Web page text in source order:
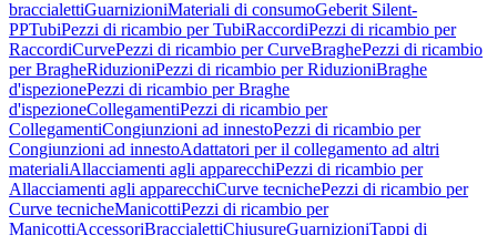
braccialettiGuarnizioniMateriali di consumoGeberit Silent-
PPTubiPezzi di ricambio per TubiRaccordiPezzi di ricambio per
RaccordiCurvePezzi di ricambio per CurveBraghePezzi di ricambio
per BragheRiduzioniPezzi di ricambio per RiduzioniBraghe
d'ispezionePezzi di ricambio per Braghe
d'ispezioneCollegamentiPezzi di ricambio per
CollegamentiCongiunzioni ad innestoPezzi di ricambio per
Congiunzioni ad innestoAdattatori per il collegamento ad altri
materialiAllacciamenti agli apparecchiPezzi di ricambio per
Allacciamenti agli apparecchiCurve tecnichePezzi di ricambio per
Curve tecnicheManicottiPezzi di ricambio per
ManicottiAccessoriBraccialettiChiusureGuarnizioniTappi di